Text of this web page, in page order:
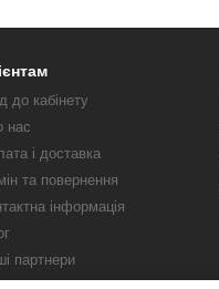
до кабінету
нас
і доставка
та повернення
інформація
партнери